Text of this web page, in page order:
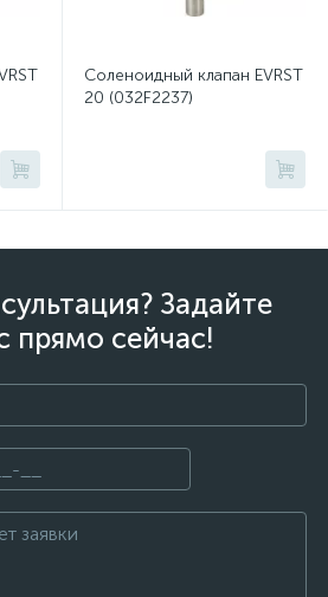
Соленоидный клапан EVRST
20 (032F2237)
Задайте
прямо сейчас!